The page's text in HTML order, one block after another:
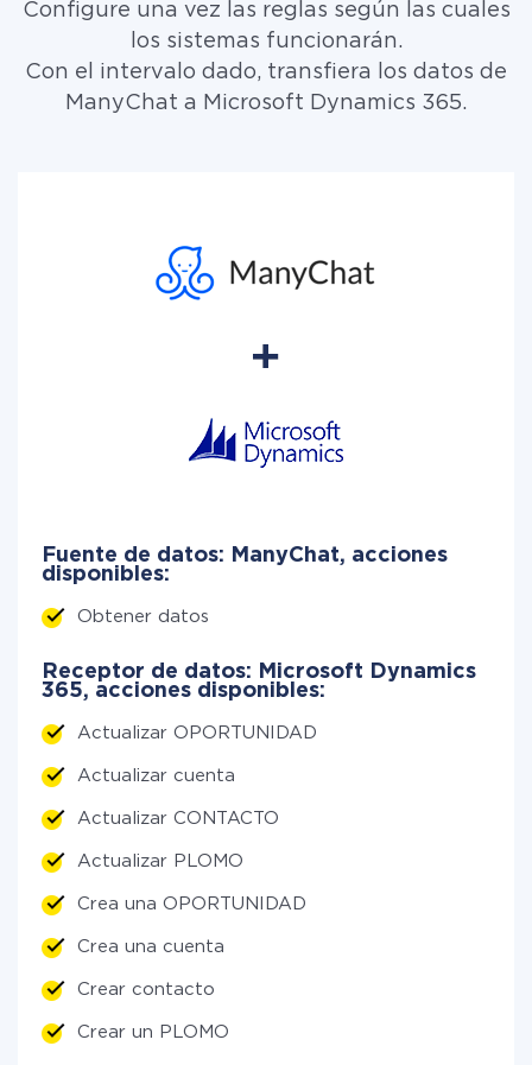
Configure una vez las reglas según las cuales
los sistemas funcionarán.
Con el intervalo dado, transfiera los datos de
ManyChat a Microsoft Dynamics 365.
Fuente de datos: ManyChat, acciones
disponibles:
Obtener datos
Receptor de datos: Microsoft Dynamics
365, acciones disponibles:
Actualizar OPORTUNIDAD
Actualizar cuenta
Actualizar CONTACTO
Actualizar PLOMO
Crea una OPORTUNIDAD
Crea una cuenta
Crear contacto
Crear un PLOMO